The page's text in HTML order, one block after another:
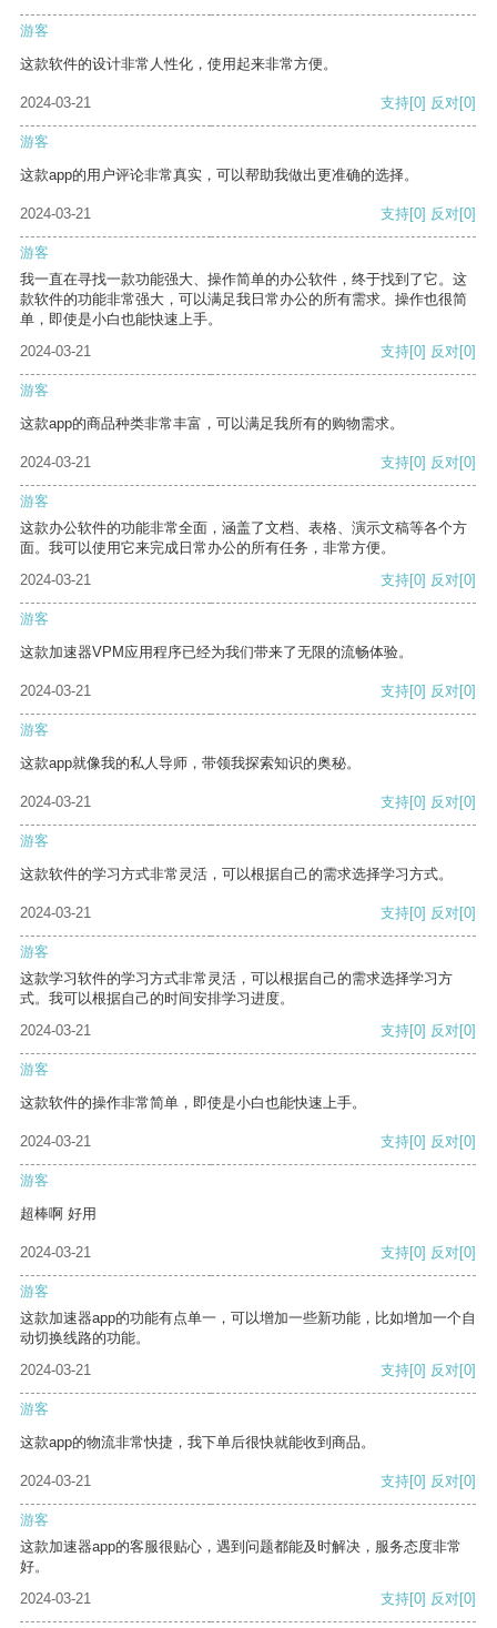
游客
这款软件的设计非常人性化，使用起来非常方便。
2024-03-21 支持[0] 反对[0]
游客
这款app的用户评论非常真实，可以帮助我做出更准确的选择。
2024-03-21 支持[0] 反对[0]
游客
我一直在寻找一款功能强大、操作简单的办公软件，终于找到了它。这
款软件的功能非常强大，可以满足我日常办公的所有需求。操作也很简
单，即使是小白也能快速上手。
2024-03-21
支持[0] 反对[0]
游客
这款app的商品种类非常丰富，可以满足我所有的购物需求。
2024-03-21 支持[0] 反对[0]
游客
这款办公软件的功能非常全面，涵盖了文档、表格、演示文稿等各个方
面。我可以使用它来完成日常办公的所有任务，非常方便。
2024-03-21
支持[0] 反对[0]
游客
这款加速器VPM应用程序已经为我们带来了无限的流畅体验。
2024-03-21 支持[0] 反对[0]
游客
这款app就像我的私人导师，带领我探索知识的奥秘。
2024-03-21 支持[0] 反对[0]
游客
这款软件的学习方式非常灵活，可以根据自己的需求选择学习方式。
2024-03-21 支持[0] 反对[0]
游客
这款学习软件的学习方式非常灵活，可以根据自己的需求选择学习方
式。我可以根据自己的时间安排学习进度。
2024-03-21
支持[0] 反对[0]
游客
这款软件的操作非常简单，即使是小白也能快速上手。
2024-03-21 支持[0] 反对[0]
游客
超棒啊 好用
2024-03-21 支持[0] 反对[0]
游客
这款加速器app的功能有点单一，可以增加一些新功能，比如增加一个自
动切换线路的功能。
2024-03-21
支持[0] 反对[0]
游客
这款app的物流非常快捷，我下单后很快就能收到商品。
2024-03-21 支持[0] 反对[0]
游客
这款加速器app的客服很贴心，遇到问题都能及时解决，服务态度非常
好。
2024-03-21
支持[0] 反对[0]